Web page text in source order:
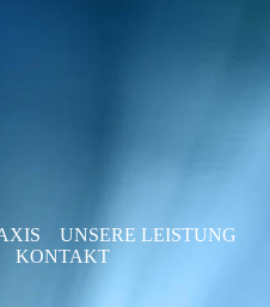
UNSERE LEISTUNG
KONTAKT